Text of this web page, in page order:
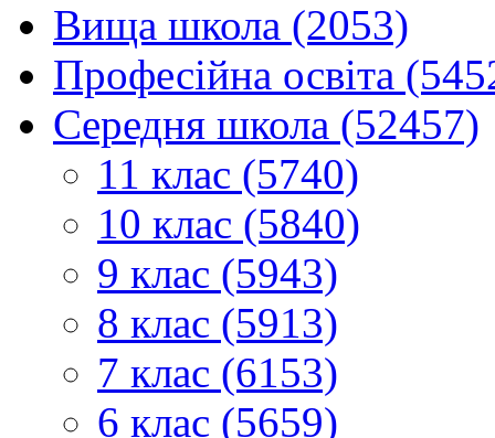
Вища школа (2053)
Професійна освіта
Середня школа (52457)
11 клас (5740)
10 клас (5840)
9 клас (5943)
8 клас (5913)
7 клас (6153)
6 клас (5659)